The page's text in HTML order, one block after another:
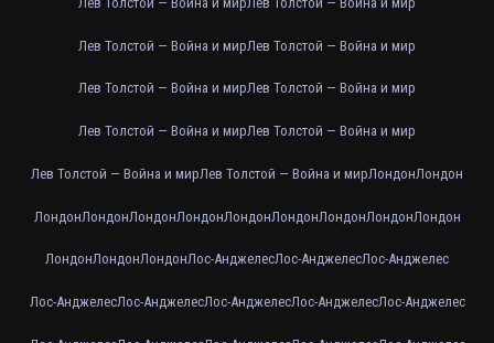
Лев Толстой — Война и мирЛев Толстой — Война и мир
Лев Толстой — Война и мирЛев Толстой — Война и мир
Лев Толстой — Война и мирЛев Толстой — Война и мир
Лев Толстой — Война и мирЛев Толстой — Война и мирЛондонЛондон
ЛондонЛондонЛондонЛондонЛондонЛондонЛондонЛондонЛондон
ЛондонЛондонЛондонЛос-АнджелесЛос-АнджелесЛос-Анджелес
Лос-АнджелесЛос-АнджелесЛос-АнджелесЛос-АнджелесЛос-Анджелес